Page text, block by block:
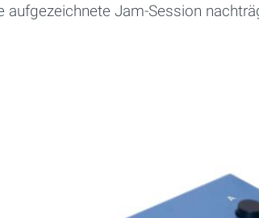
aufgezeichnete Jam-Session